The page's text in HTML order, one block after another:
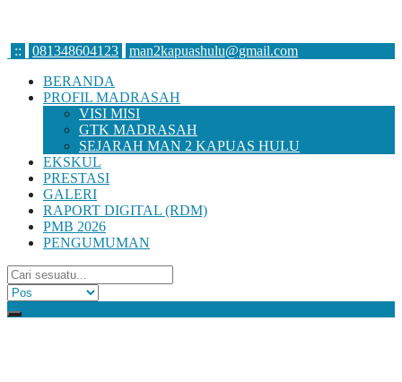
:: 081348604123
man2kapuashulu@gmail.com
BERANDA
PROFIL MADRASAH
VISI MISI
GTK MADRASAH
SEJARAH MAN 2 KAPUAS HULU
EKSKUL
PRESTASI
GALERI
RAPORT DIGITAL (RDM)
PMB 2026
PENGUMUMAN